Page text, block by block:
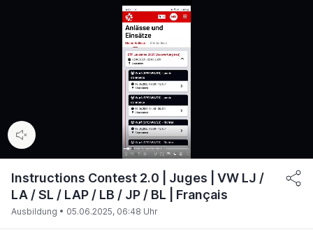
00:16
Instructions Contest 2.0 | Juges | VW LJ /
LA / SL / LAP / LB / JP / BL | Français
Ausbildung • 05.06.2025, 06:48 Uhr